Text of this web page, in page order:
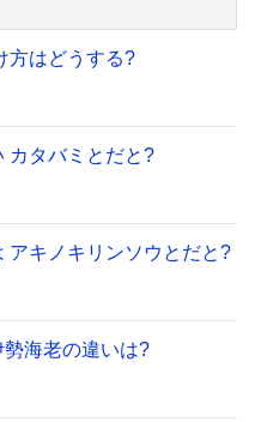
方はどうする?
カタバミとだと?
アキノキリンソウとだと?
海老の違いは?